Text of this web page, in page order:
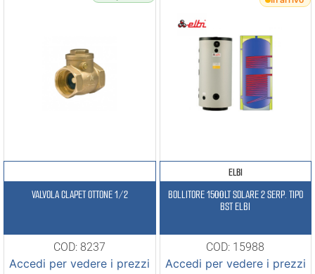
VALVOLA CLAPET OTTONE 1/2
COD: 8237
Accedi per vedere i prezzi
ELBI
BOLLITORE 1500LT SOLARE 2 SERP. TIPO
BST ELBI
COD: 15988
Accedi per vedere i prezzi